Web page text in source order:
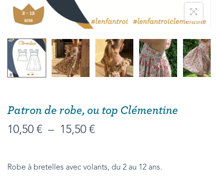
Patron de robe, ou top Clémentine
10,50 € – 15,50 €
Robe à bretelles avec volants, du 2 au 12 ans.